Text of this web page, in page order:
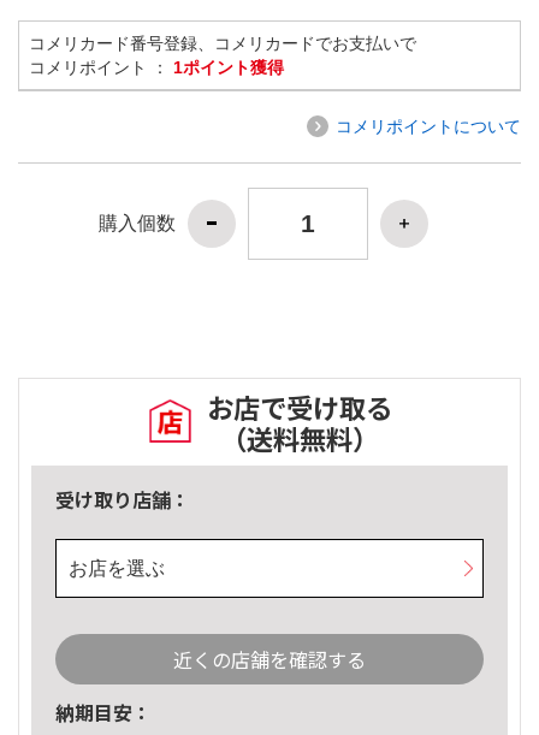
コメリカード番号登録、コメリカードでお支払いで
コメリポイント ： 1ポイント獲得
コメリポイントについて
購入個数
お店で受け取る
（送料無料）
受け取り店舗：
お店を選ぶ
近くの店舗を確認する
納期目安：